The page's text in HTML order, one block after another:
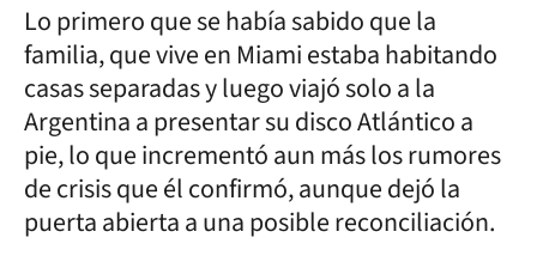
Lo primero que se había sabido que la
familia, que vive en Miami estaba habitando
casas separadas y luego viajó solo a la
Argentina a presentar su disco Atlántico a
pie, lo que incrementó aun más los rumores
de crisis que él confirmó, aunque dejó la
puerta abierta a una posible reconciliación.